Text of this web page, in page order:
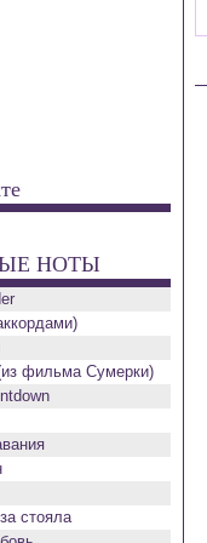
НОТЫ
фильма Сумерки)
стояла